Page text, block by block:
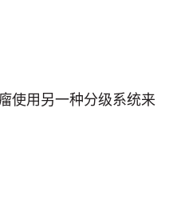
使用另一种分级系统来